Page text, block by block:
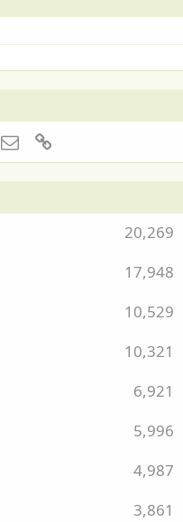
Email
20,269
17,948
10,529
10,321
6,921
5,996
4,987
3,861